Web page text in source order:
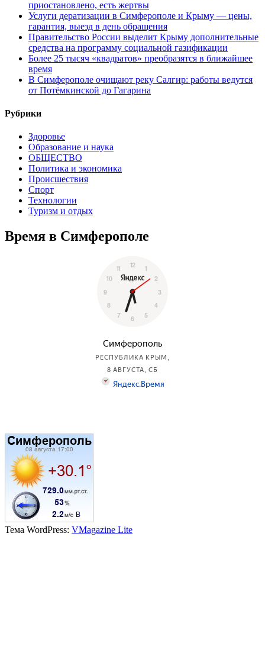
приостановлено, есть жертвы
Услуги дератизации в Симферополе и Крыму — цены,
гарантия, выезд в день обращения
Правительство России выделит Крыму дополнительные
средства на программу социальной газификации
Более 25 тысяч «квадратов» преобразятся в ближайшее
время
В Симферополе очищают реку Салгир: работы ведутся
от Потёмкинской до Гагарина
Рубрики
Здоровье
Образование и наука
ОБЩЕСТВО
Политика и экономика
Происшествия
Спорт
Технологии
Туризм и отдых
Время в Симферополе
Тема WordPress: VMagazine Lite